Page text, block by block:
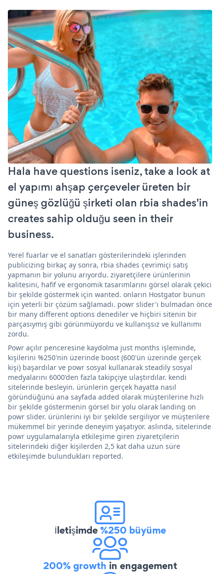
Hala have questions iseniz, take a look at
el yapımı ahşap çerçeveler üreten bir
güneş gözlüğü şirketi olan rbia shades'in
creates sahip olduğu seen in their
business.
Yerel fuarlar ve el sanatları gösterilerindeki işlerinden
publicizing birkaç ay sonra, rbia shades çevrimiçi satış
yapmanın bir yolunu arıyordu. ziyaretçilere ürünlerinin
kalitesini, hafif ve ergonomik tasarımlarını görsel olarak çekici
bir şekilde göstermek için wanted. onların Hostgator bunun
için yeterli bir çözüm sağlamadı. powr slider'ı bulmadan önce
bir many different options denediler ve hiçbiri sitenin bir
parçasıymış gibi görünmüyordu ve kullanışsız ve kullanımı
zordu.
Powr açılır penceresine kaydolma just months işleminde,
kişilerini %250'nin üzerinde boost (600'ün üzerinde gerçek
kişi) başardılar ve powr sosyal kullanarak steadily sosyal
medyalarını 6000'den fazla takipçiye ulaştırdılar. kendi
sitelerinde besleyin. ürünlerin gerçek hayatta nasıl
göründüğünü ana sayfada added olarak müşterilerine hızlı
bir şekilde göstermenin görsel bir yolu olarak landing on
powr slider. ürünlerini iyi bir şekilde sergiliyor ve müşterilere
mükemmel bir yerinde deneyim yaşatıyor. aslında, sitelerinde
powr uygulamalarıyla etkileşime giren ziyaretçilerin
sitelerindeki diğer kişilerden 2,5 kat daha uzun süre
etkileşimde bulundukları reported.
İletişimde%250 büyüme
200% growth in engagement